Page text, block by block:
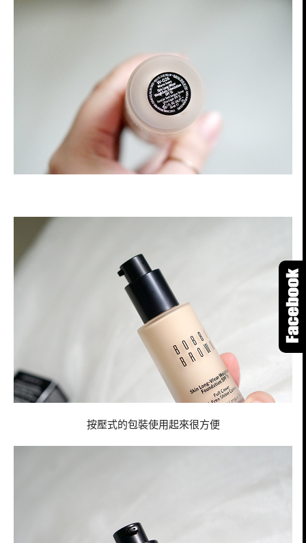
按壓式的包裝使用起來很方便